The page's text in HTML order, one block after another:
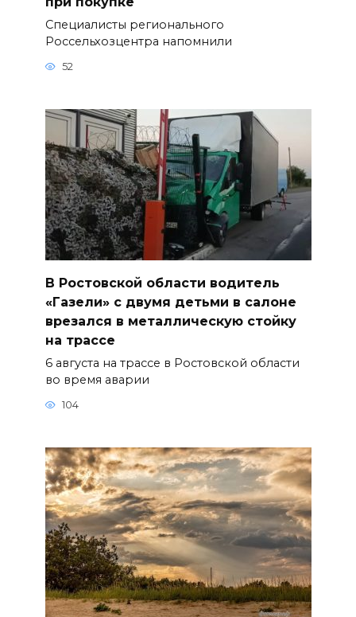
Специалисты регионального
Россельхозцентра напомнили
52
В Ростовской области водитель
«Газели» с двумя детьми в салоне
врезался в металлическую стойку
на трассе
6 августа на трассе в Ростовской области
во время аварии
104